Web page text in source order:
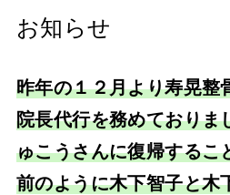
お知らせ
昨年の１２月より寿晃整
院長代行を務めておりま
ゅこうさんに復帰するこ
前のように木下智子と木